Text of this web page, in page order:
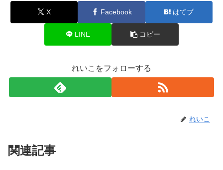
X Facebook はてブ
LINE コピー
れいこをフォローする
れいこ
関連記事